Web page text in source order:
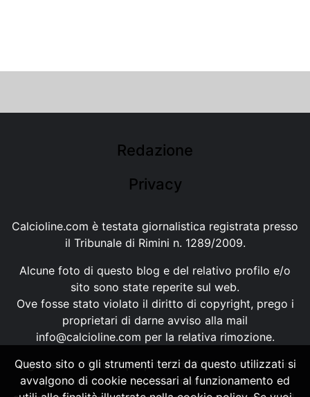
Redazione
Privacy
Calcioline.com è testata giornalistica registrata presso
il Tribunale di Rimini n. 1289/2009.
Alcune foto di questo blog e del relativo profilo e/o
sito sono state reperite sul web.
Ove fosse stato violato il diritto di copyright, prego i
proprietari di darne avviso alla mail
info@calcioline.com per la relativa rimozione.
Ogni testo e foto di proprietà di Calcioline.com non
possono essere copiati o riprodotti, senza
Questo sito o gli strumenti terzi da questo utilizzati si
avvalgono di cookie necessari al funzionamento ed